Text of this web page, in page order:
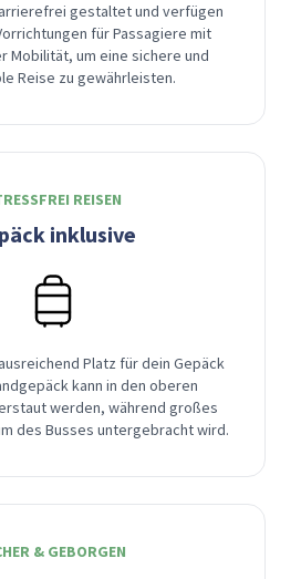
gestaltet und verfügen
für Passagiere mit
Mobilität, um eine sichere und
Reise zu gewährleisten.
REISEN
inklusive
Platz für dein Gepäck
kann in den oberen
werden, während großes
des Busses untergebracht wird.
& GEBORGEN